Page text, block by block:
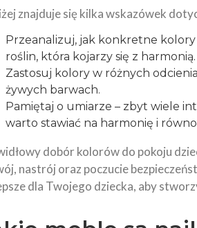
znajduje się kilka wskazówek
Przeanalizuj, jak konkretne kolory
roślin, która kojarzy się z harmonią.
Zastosuj kolory w różnych
żywych barwach.
Pamiętaj o umiarze – zbyt wiele
warto stawiać na harmonię i
dobór kolorów do pokoju
nastrój oraz poczucie
dla Twojego dziecka, aby